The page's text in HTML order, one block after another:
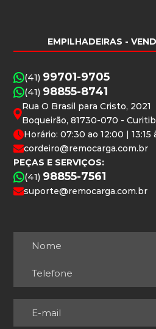
EMPILHADEIRAS -
(41) 99701-9705
(41) 98855-8741
Rua O Brasil para Cristo, 2021
Boqueirão, 81730-070 -
Horário: 07:30 ao 12:00 | 13:15
cordeiro@remocarga.com.br
PEÇAS E SERVIÇOS:
(41) 98855-7561
suporte@remocarga.com.br